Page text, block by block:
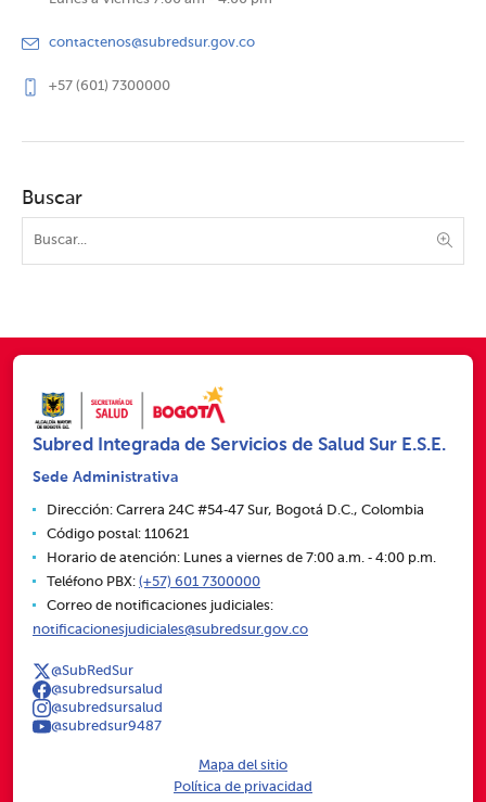
contactenos@subredsur.gov.co
+57 (601) 7300000
Buscar
Subred Integrada de Servicios de Salud Sur E.S.E.
Sede Administrativa
Dirección: Carrera 24C #54‑47 Sur, Bogotá D.C., Colombia
Código postal: 110621
Horario de atención: Lunes a viernes de 7:00 a.m. ‑ 4:00 p.m.
Teléfono PBX: (+57) 601 7300000
Correo de notificaciones judiciales:
notificacionesjudiciales@subredsur.gov.co
@SubRedSur
@subredsursalud
@subredsursalud
@subredsur9487
Mapa del sitio
Política de privacidad